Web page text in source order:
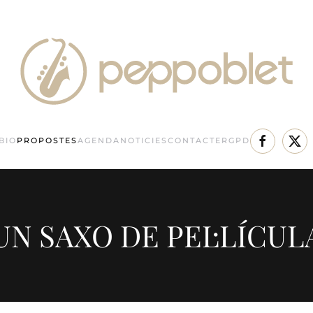
BIO PROPOSTESAGENDA NOTICIES CONTACTE RGPD
SAXO DE